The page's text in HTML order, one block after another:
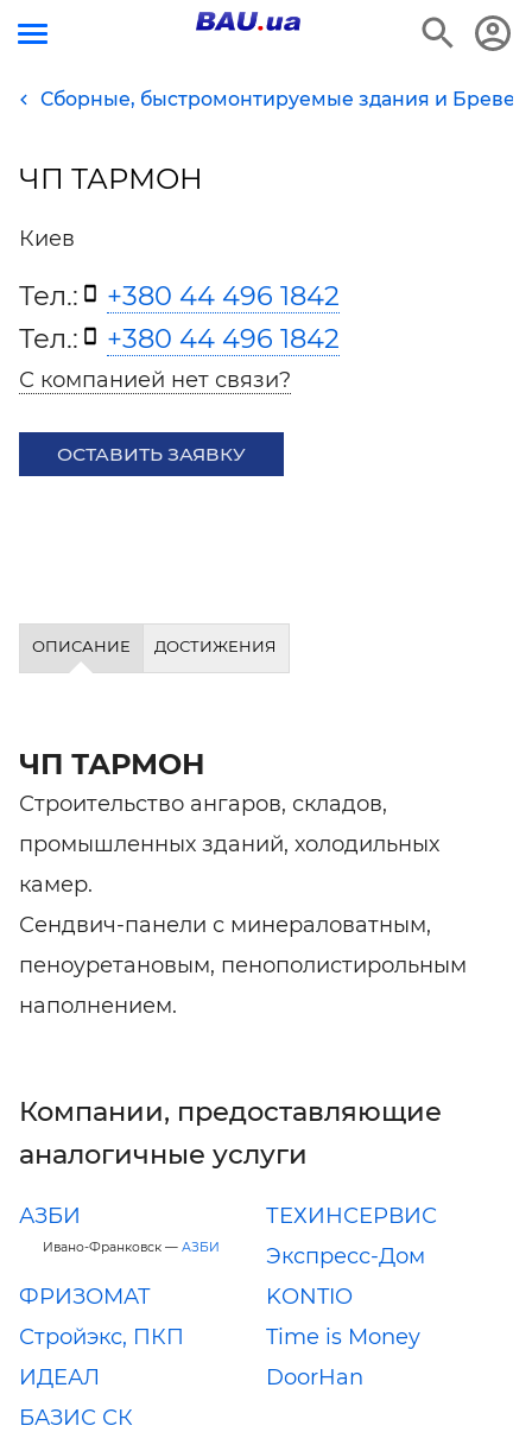
Сборные, быстромонтируемые здания и
ЧП ТАРМОН
Киев
Тел.:
+380 44 496 1842
Тел.:
+380 44 496 1842
С компанией нет связи?
ОСТАВИТЬ ЗАЯВКУ
ОПИСАНИЕ ДОСТИЖЕНИЯ
ЧП ТАРМОН
Строительство ангаров, складов,
промышленных зданий, холодильных
камер.
Сендвич-панели с минераловатным,
пеноуретановым, пенополистирольным
наполнением.
Компании, предоставляющие
аналогичные услуги
АЗБИ
Ивано-Франковск — АЗБИ
ТЕХИНСЕРВИС
Экспресс-Дом
ФРИЗОМАТ
KONTIO
Стройэкс, ПКП
Time is Money
ИДЕАЛ
DoorHan
БАЗИС СК